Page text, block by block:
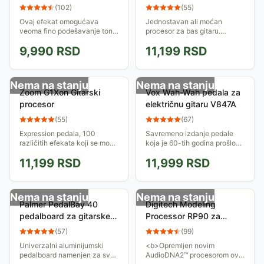
električnu gitaru
(102)
Ovaj efekat omogućava
veoma fino podešavanje tona
Depth, Pre-delay i Feedback,
i dva prekidača - Slow-Fast i
Bypass....
9,990 RSD
(55)
Jednostavan ali moćan
procesor za bas gitaru.
100 različitih efekata i
simulacija pojačala.
11,199 RSD
Nema na stanju
Zoom G1Xon Gitarski
procesor
(55)
Expression pedala, 100
različitih efekata koji se mogu
efekata i beležiti u memoriju
od ukupno 100 preseta.
11,199 RSD
Nema na stanju
Vox Wah-Wah pedala za
električnu gitaru V847A
(67)
Savremeno izdanje pedale
koja je 60-tih godina prošlog
gitare...
11,999 RSD
Nema na stanju
Palmer PedalBay 40
pedalboard za gitarske
pedale
(57)
Univerzalni aluminijumski
pedalboard namenjen za sve
Nema na stanju
Digitech Modeling
Processor RP90 za
gitaru
(99)
<b>Opremljen novim
AudioDNA2™ procesorom ovaj